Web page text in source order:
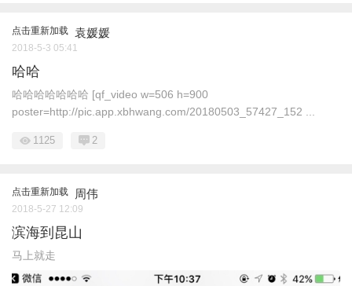
点击重新加载 袁媛媛
2018-5-3 05:41
哈哈
哈哈哈哈哈哈哈 [qf_video w=506 h=900
poster=http://pic.app.xbhwang.com/20180503_57427_152 ...
1125 2
点击重新加载 周伟
2018-5-27 12:09
滨海到昆山
马上就走